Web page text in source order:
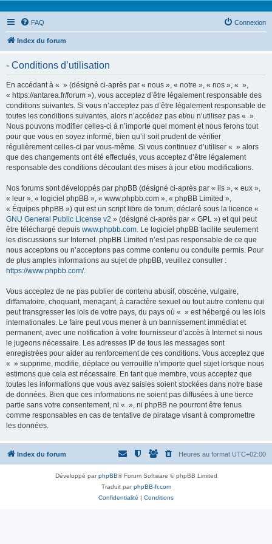
FAQ Connexion
Index du forum
- Conditions d’utilisation
En accédant à « » (désigné ci-après par « nous », « notre », « nos », « »,
« https://antarea.fr/forum »), vous acceptez d’être légalement responsable des
conditions suivantes. Si vous n’acceptez pas d’être légalement responsable de
toutes les conditions suivantes, alors n’accédez pas et/ou n’utilisez pas « ».
Nous pouvons modifier celles-ci à n’importe quel moment et nous ferons tout
pour que vous en soyez informé, bien qu’il soit prudent de vérifier
régulièrement celles-ci par vous-même. Si vous continuez d’utiliser « » alors
que des changements ont été effectués, vous acceptez d’être légalement
responsable des conditions découlant des mises à jour et/ou modifications.
Nos forums sont développés par phpBB (désigné ci-après par « ils », « eux »,
« leur », « logiciel phpBB », « www.phpbb.com », « phpBB Limited »,
« Équipes phpBB ») qui est un script libre de forum, déclaré sous la licence «
GNU General Public License v2 » (désigné ci-après par « GPL ») et qui peut
être téléchargé depuis www.phpbb.com. Le logiciel phpBB facilite seulement
les discussions sur Internet. phpBB Limited n’est pas responsable de ce que
nous acceptons ou n’acceptons pas comme contenu ou conduite permis. Pour
de plus amples informations au sujet de phpBB, veuillez consulter :
https://www.phpbb.com/.
Vous acceptez de ne pas publier de contenu abusif, obscène, vulgaire,
diffamatoire, choquant, menaçant, à caractère sexuel ou tout autre contenu qui
peut transgresser les lois de votre pays, du pays où « » est hébergé ou les lois
internationales. Le faire peut vous mener à un bannissement immédiat et
permanent, avec une notification à votre fournisseur d’accès à Internet si nous
le jugeons nécessaire. Les adresses IP de tous les messages sont
enregistrées pour aider au renforcement de ces conditions. Vous acceptez que
« » supprime, modifie, déplace ou verrouille n’importe quel sujet lorsque nous
estimons que cela est nécessaire. En tant que membre, vous acceptez que
toutes les informations que vous avez saisies soient stockées dans notre base
de données. Bien que ces informations ne soient pas diffusées à une tierce
partie sans votre consentement, ni « », ni phpBB ne pourront être tenus
comme responsables en cas de tentative de piratage visant à compromettre
les données.
Index du forum Heures au format UTC+02:00
Développé parphpBB® Forum Software © phpBB Limited
Traduit parphpBB-fr.com
Confidentialité | Conditions